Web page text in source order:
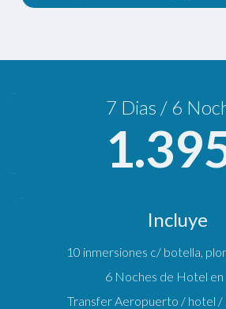
7 Dias / 6
Incluye
10 inmersiones c/ botella,
6 Noches de Hotel
Transfer Aeropuerto / hotel